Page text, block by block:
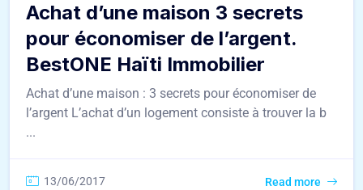
Achat d’une maison 3 secrets
pour économiser de l’argent.
BestONE Haïti Immobilier
Achat d’une maison : 3 secrets pour économiser de
l’argent L’achat d’un logement consiste à trouver la b
...
13/06/2017 Read more